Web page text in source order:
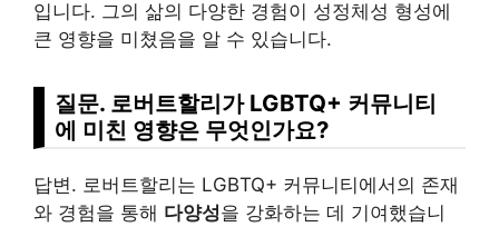
입니다. 그의 삶의 다양한 경험이 성정체성 형성에
큰 영향을 미쳤음을 알 수 있습니다.
질문. 로버트할리가 LGBTQ+ 커뮤니티
에 미친 영향은 무엇인가요?
답변. 로버트할리는 LGBTQ+ 커뮤니티에서의 존재
와 경험을 통해 다양성을 강화하는 데 기여했습니